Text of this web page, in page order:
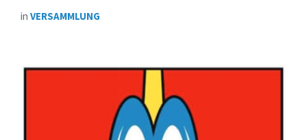
in VERSAMMLUNG